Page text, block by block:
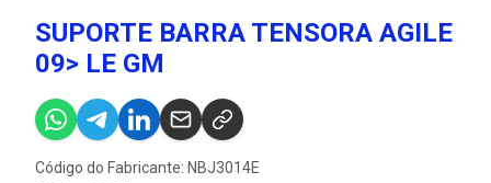
SUPORTE BARRA TENSORA AGILE
09> LE GM
Código do Fabricante: NBJ3014E